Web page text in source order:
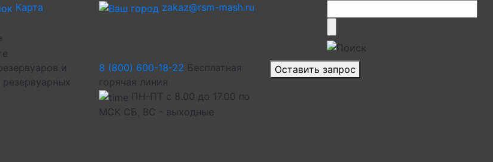
Карта
zakaz@rsm-mash.ru
и
8 (800) 600-18-22 Бесплатная
горячая линия
ПН-ПТ с 8.00 до 17.00 по
МСК СБ, ВС - выходные
Оставить запрос